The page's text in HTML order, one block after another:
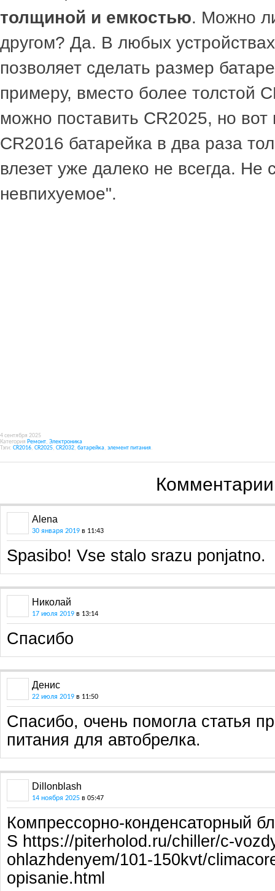
толщиной и емкостью. Можно
другом? Да. В любых
позволяет сделать размер
примеру, вместо более толстой
можно поставить CR2025, но вот
CR2016 батарейка в два раза
влезет уже далеко не всегда. Не
невпихуемое".
4 сентября 2025
Категория Ремонт, Электроника
Тэги: CR2016, CR2025, CR2032, батарейка, элемент питания.
Комментарии
Alena
30 января 2019 в 11:43
Spasibo! Vse stalo srazu ponjatno.
Николай
17 июля 2019 в 13:14
Спасибо
Денис
22 июля 2019 в 11:50
Спасибо, очень помогла статья
питания для автобрелка.
Dillonblash
14 ноября 2025 в 05:47
Компрессорно-конденсаторный
S https://piterholod.ru/chiller/c-
ohlazhdenyem/101-150kvt/
opisanie.html